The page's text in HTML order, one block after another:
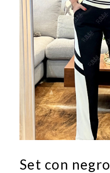
Set con negro